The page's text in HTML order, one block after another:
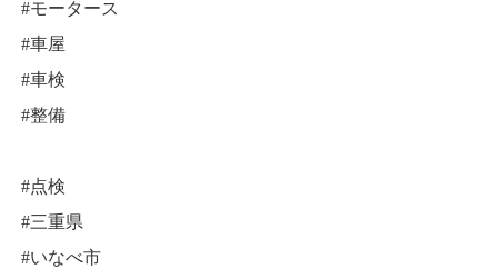
#モータース
#車屋
#車検
#整備
#点検
#三重県
#いなべ市